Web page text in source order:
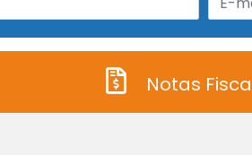
Notas